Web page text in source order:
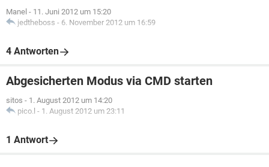
Manel - 11. Juni 2012 um 15:20
jedtheboss - 6. November 2012 um 16:59
4 Antworten
Abgesicherten Modus via CMD starten
sitos - 1. August 2012 um 14:20
pico.l - 1. August 2012 um 23:11
1 Antwort